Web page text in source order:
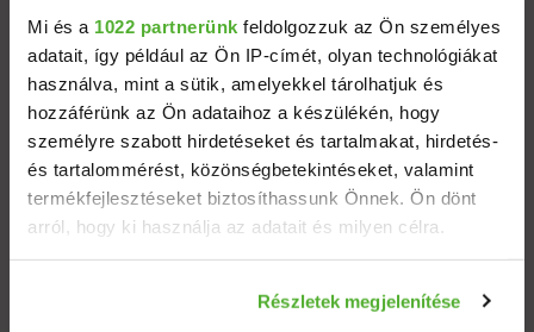
Mi és a 1022 partnerünk feldolgozzuk az Ön személyes
adatait, így például az Ön IP-címét, olyan technológiákat
használva, mint a sütik, amelyekkel tárolhatjuk és
hozzáférünk az Ön adataihoz a készülékén, hogy
személyre szabott hirdetéseket és tartalmakat, hirdetés-
és tartalommérést, közönségbetekintéseket, valamint
termékfejlesztéseket biztosíthassunk Önnek. Ön dönt
arról, hogy ki használja az adatait és milyen célra.
Információgyűjtés az Ön földrajzi elhelyezkedéséről
Részletek megjelenítése
Ingatlanok
Eladó házak
Eladó lakások
Települések